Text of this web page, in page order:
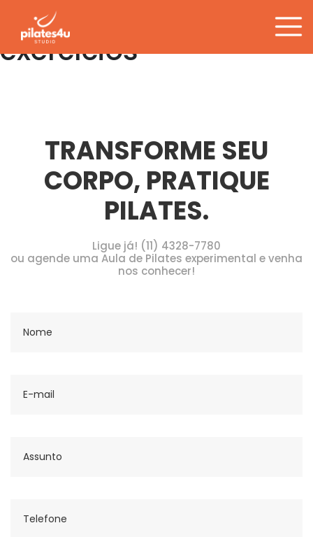
conteúdo
Tag:
exercícios
TRANSFORME SEU
CORPO, PRATIQUE
PILATES.
Ligue já! (11) 4328-7780
ou agende uma Aula de Pilates experimental e venha
nos conhecer!